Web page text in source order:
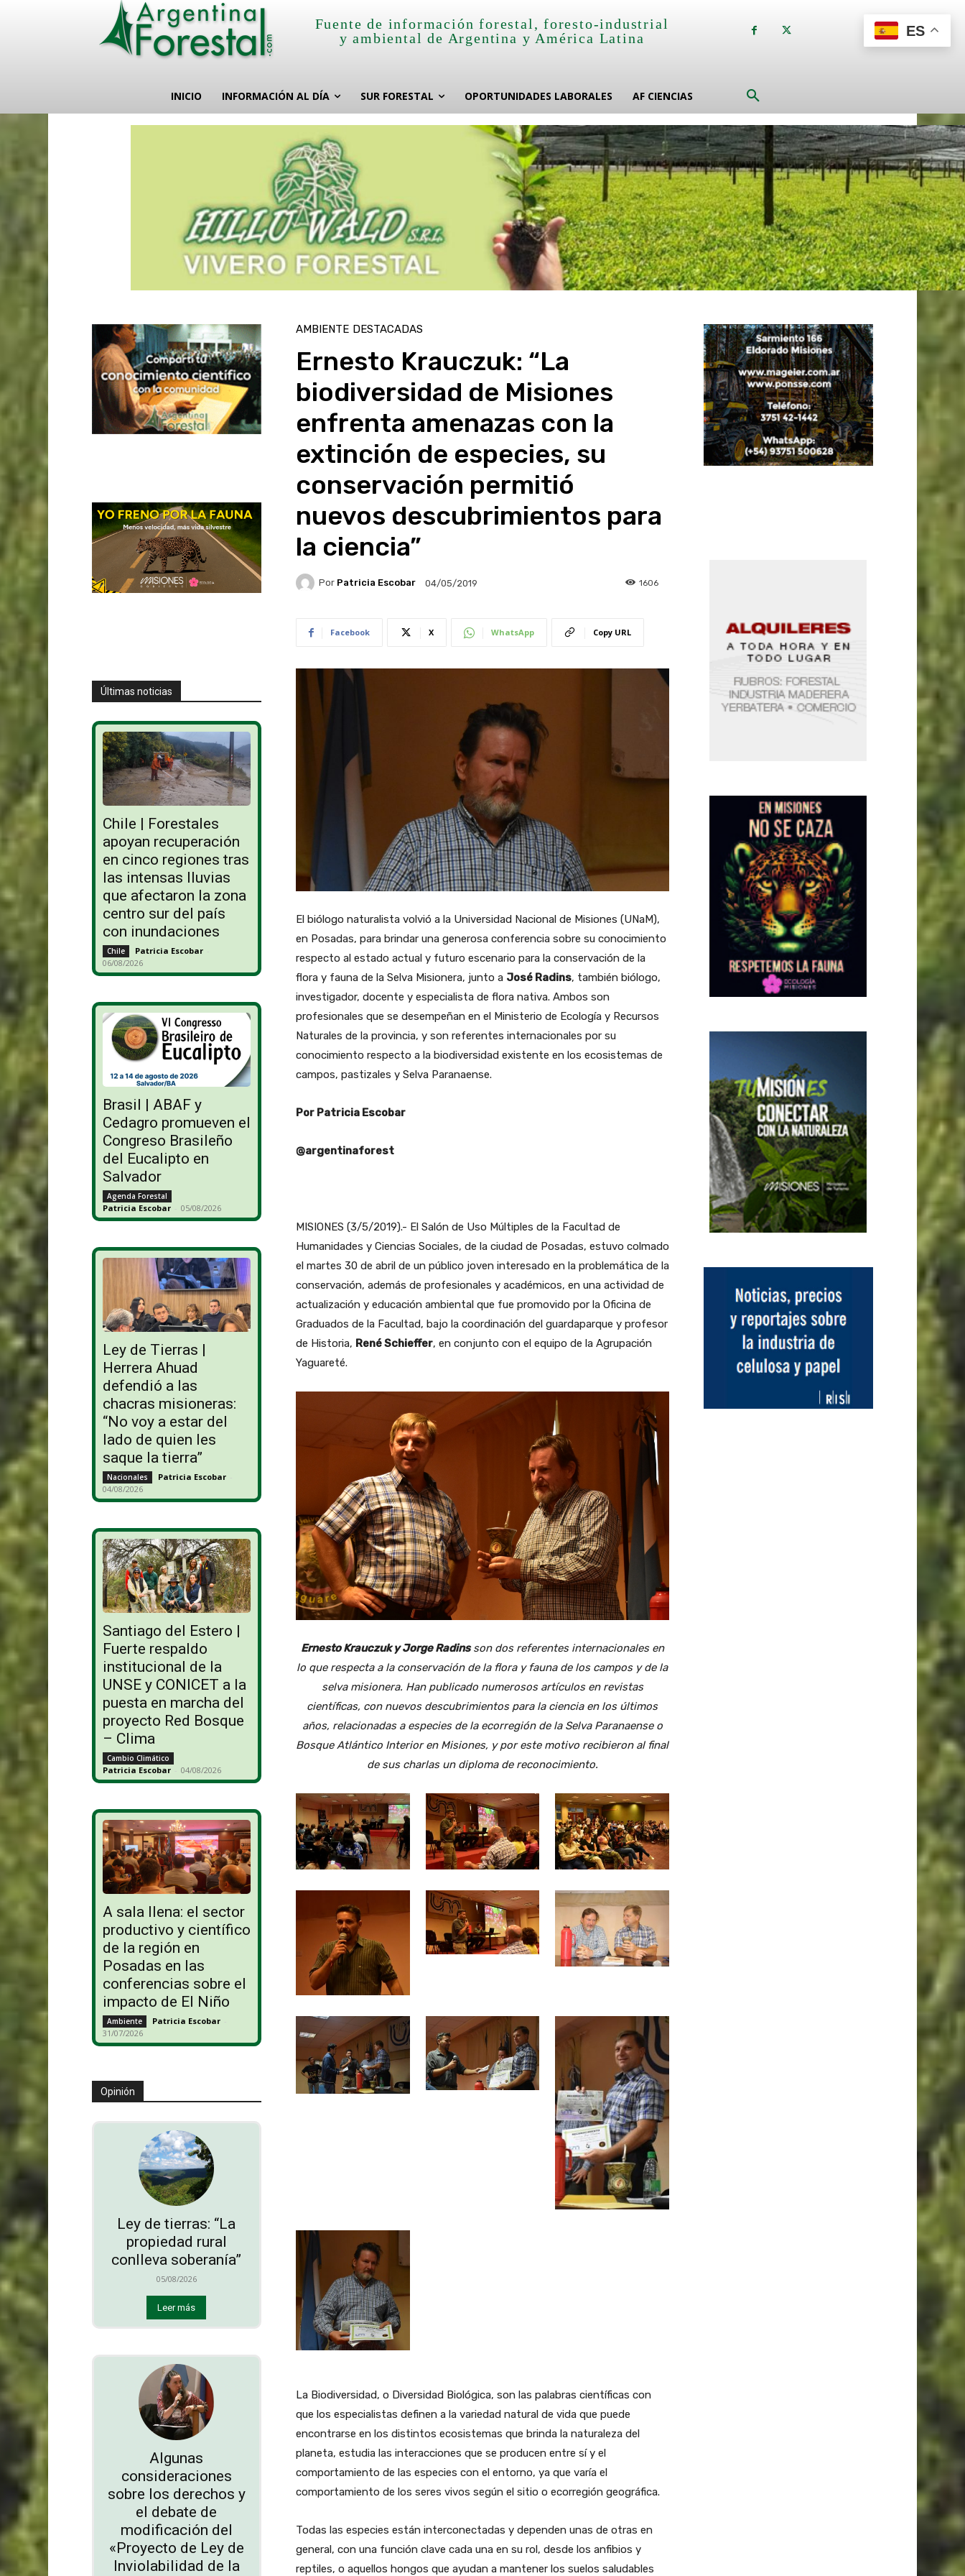
Fuente de información forestal, foresto-industrial
y ambiental de Argentina y América Latina
INICIO INFORMACIÓN AL DÍA SUR FORESTAL OPORTUNIDADES LABORALES AF CIENCIAS
Últimas noticias
Chile | Forestales
apoyan recuperación
en cinco regiones tras
las intensas lluvias
que afectaron la zona
centro sur del país
con inundaciones
Chile Patricia Escobar -
06/08/2026
Brasil | ABAF y
Cedagro promueven el
Congreso Brasileño
del Eucalipto en
Salvador
Agenda Forestal
Patricia Escobar - 05/08/2026
Ley de Tierras |
Herrera Ahuad
defendió a las
chacras misioneras:
“No voy a estar del
lado de quien les
saque la tierra”
Nacionales Patricia Escobar -
04/08/2026
Santiago del Estero |
Fuerte respaldo
institucional de la
UNSE y CONICET a la
puesta en marcha del
proyecto Red Bosque
– Clima
Cambio Climático
Patricia Escobar - 04/08/2026
A sala llena: el sector
productivo y científico
de la región en
Posadas en las
conferencias sobre el
impacto de El Niño
Ambiente Patricia Escobar -
31/07/2026
Opinión
Ley de tierras: “La
propiedad rural
conlleva soberanía”
05/08/2026
Leer más
Algunas
consideraciones
sobre los derechos y
el debate de
modificación del
«Proyecto de Ley de
Inviolabilidad de la
AMBIENTE DESTACADAS
Ernesto Krauczuk: “La
biodiversidad de Misiones
enfrenta amenazas con la
extinción de especies, su
conservación permitió
nuevos descubrimientos para
la ciencia”
Por Patricia Escobar 04/05/2019 1606
Facebook X WhatsApp Copy URL
El biólogo naturalista volvió a la Universidad Nacional de Misiones (UNaM),
en Posadas, para brindar una generosa conferencia sobre su conocimiento
respecto al estado actual y futuro escenario para la conservación de la
flora y fauna de la Selva Misionera, junto a José Radins, también biólogo,
investigador, docente y especialista de flora nativa. Ambos son
profesionales que se desempeñan en el Ministerio de Ecología y Recursos
Naturales de la provincia, y son referentes internacionales por su
conocimiento respecto a la biodiversidad existente en los ecosistemas de
campos, pastizales y Selva Paranaense.
Por Patricia Escobar
@argentinaforest
MISIONES (3/5/2019).- El Salón de Uso Múltiples de la Facultad de
Humanidades y Ciencias Sociales, de la ciudad de Posadas, estuvo colmado
el martes 30 de abril de un público joven interesado en la problemática de la
conservación, además de profesionales y académicos, en una actividad de
actualización y educación ambiental que fue promovido por la Oficina de
Graduados de la Facultad, bajo la coordinación del guardaparque y profesor
de Historia, René Schieffer, en conjunto con el equipo de la Agrupación
Yaguareté.
Ernesto Krauczuk y Jorge Radinsson dos referentes internacionales en
lo que respecta a la conservación de la flora y fauna de los campos y de la
selva misionera. Han publicado numerosos artículos en revistas
científicas, con nuevos descubrimientos para la ciencia en los últimos
años, relacionadas a especies de la ecorregión de la Selva Paranaense o
Bosque Atlántico Interior en Misiones, y por este motivo recibieron al final
de sus charlas un diploma de reconocimiento.
La Biodiversidad, o Diversidad Biológica, son las palabras científicas con
que los especialistas definen a la variedad natural de vida que puede
encontrarse en los distintos ecosistemas que brinda la naturaleza del
planeta, estudia las interacciones que se producen entre sí y el
comportamiento de las especies con el entorno, ya que varía el
comportamiento de los seres vivos según el sitio o ecorregión geográfica.
Todas las especies están interconectadas y dependen unas de otras en
general, con una función clave cada una en su rol, desde los anfibios y
reptiles, o aquellos hongos que ayudan a mantener los suelos saludables
ES